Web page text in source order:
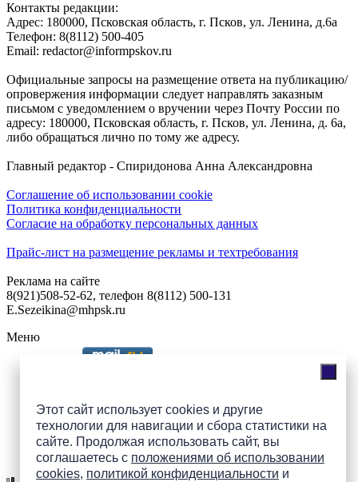
Этот сайт использует cookies и другие
технологии для навигации и сбора статистики на
сайте. Продолжая использовать сайт, вы
соглашаетесь с положениями об использовании
cookies, политикой конфиденциальности и
Контакты редакции:
Адреc: 180000, Псковская область, г. Псков, ул. Ленина, д.6а
Телефон: 8(8112) 500-405
Email: redactor@informpskov.ru
Официальные запросы на размещение ответа на публикацию/
опровержения информации следует направлять заказным
письмом с уведомлением о вручении через Почту России по
адресу: 180000, Псковская область, г. Псков, ул. Ленина, д. 6а,
либо обращаться лично по тому же адресу.
Главный редактор - Спиридонова Анна Александровна
Соглашение об использовании cookie
Политика конфиденциальности
Согласие на обработку персональных данных
Прайс-лист на размещение рекламы и техтребования
Реклама на сайте
8(921)508-52-62, телефон 8(8112) 500-131
E.Sezeikina@mhpsk.ru
Меню
Подпишись на группы
ПАИ в соцсетях!